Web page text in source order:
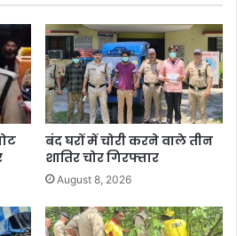
बंद घरों में चोरी करने वाले तीन
शातिर चोर गिरफ्तार
August 8, 2026